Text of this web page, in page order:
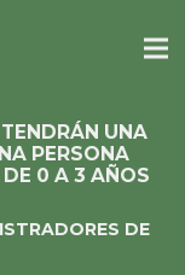
UNA
PERSONA
0 A 3 AÑOS
DE